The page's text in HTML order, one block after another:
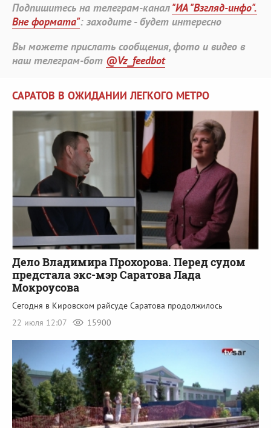
Подпишитесь на телеграм-канал"ИА "Взгляд-инфо".
Вне формата": заходите - будет интересно
Вы можете прислать сообщения, фото и видео в
наш телеграм-бот @Vz_feedbot
САРАТОВ В ОЖИДАНИИ ЛЕГКОГО МЕТРО
Дело Владимира Прохорова. Перед судом
предстала экс-мэр Саратова Лада
Мокроусова
Сегодня в Кировском райсуде Саратова продолжилось
22 июля 12:07
15900